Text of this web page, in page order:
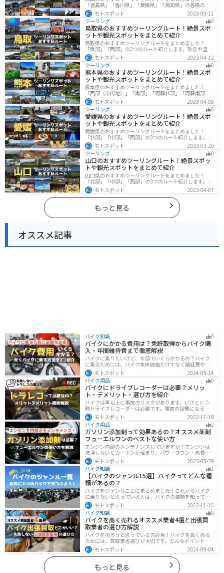
「徳島県」「香川県」「愛媛県」「高知県」の各県の観
光地紹介します。自然豊かな山々や湖、温泉地が点在
し、四季折々の景色を楽しめるスポットが多数ありま
す。バイクで四国にツーリングに行く際は参考にしてく
ださい。
モトスポット
2023-09-11
ツーリング
0
鳥取県のおすすめツーリングルート！絶景スポ
ットや観光スポットをまとめて紹介
鳥取県のおすすめツーリングルートをまとめました！
「東部」「西部」の2つのルート紹介します。砂丘や温泉
地、歴史ある城跡など魅力溢れるスポットが多数あるの
で楽しめます。バイクで鳥取県にツーリングに行く際は
参考にしてください。
モトスポット
2023-04-12
ツーリング
0
熊本県のおすすめツーリングルート！絶景スポ
ットや観光スポットをまとめて紹介
熊本県のおすすめツーリングルートをまとめました！
「西部（市街地）」「南部」「阿蘇北部」「阿蘇南部」
の4つのルート紹介します。阿蘇山や天草諸島をはじめと
した豊かな自然や、熊本城や水前寺成趣園など歴史ある
観光スポットが多数あり、様々な楽しみ方ができます。
バイクで熊本県にツーリングに行く際は参考にしてくだ
さい。
モトスポット
2023-04-08
ツーリング
0
愛媛県のおすすめツーリングルート！絶景スポ
ットや観光スポットをまとめて紹介
愛媛県のおすすめツーリングルートをまとめました！
「北部」「中部」「西部」の3つのルート紹介します。山
や海といった自然だけでなく、気軽に渡れる島もあり
様々な楽しみ方ができます。バイクで愛媛県にツーリン
グに行く際は参考にしてください。
モトスポット
2023-03-20
ツーリング
0
山口のおすすめツーリングルート！絶景スポッ
トや観光スポットをまとめて紹介
山口県のおすすめツーリングルートをまとめました！
「北部」「中部」「西部」の3つのルート紹介します。美
しい海岸線や山々を楽しむことができます。バイクで山
口県にツーリングに行く際は参考にしてください。
モトスポット 2023-04-07
もっと見る
オススメ記事
バイク知識 0
バイクにかかる費用は？免許取得からバイク購
入・年間維持費まで徹底解説
バイクに乗りたいけど、全部でいくらかかるの？バイク
に乗るためには、バイク本体価格だけでなく諸経費や税
金、免許取得費用、ライディングギア、メンテナンス
代、駐車場代などの年間維持費もかかります。この記事
ではバイクに乗るための全ての費用をまとめました。ま
た、できるだけ安く抑えるコツも紹介するので参考にし
て下さい。
モトスポット
2024-05-14
バイク用品
0
バイクにドライブレコーダーは必要？メリッ
ト・デメリット・選び方を紹介
バイクは車以上に事故のリスクがあります。いざという
時ドライブレコーダーは必要です。事故の証拠になるの
はもちろん、ツーリングの記録など多数のメリットがあ
ります。ドライブレコーダーのメリットデメリット、選
び方についてまとめました。付けようか悩んでいる人は
参考にしてください。
モトスポット
2022-11-18
バイク用品
2
ガソリン添加剤って効果あるの？オススメ薬剤
フューエルワンのベストな使い方
エンジン内部のメンテナンスしていますか？エンジンは
洗浄しないとカーボンが溜まり、パワーダウン・燃費の
悪化、燃焼以上、エンジンの焼き付きなどのトラブルの
原因になります。定期的にガソリン添加剤を入れてエン
ジン内部も綺麗にしましょう。
モトスポット
2023-05-29
バイク知識
1
【バイクのジャンル15選】バイクってどんな種
類があるの？
バイクをジャンルごとにまとめました！これからバイク
に乗りたいと思っている人は、バイクの種類を知って気
になる1台を見つけましょう。特徴やメリットデメリット
なども記載しているので、デザインだけでなく性能から
もバイクを探せるようになると失敗しないバイク選びば
できるようになります。
モトスポット
2022-11-15
バイク知識
0
バイクを高く売れるオススメ業者4選と出張買
取業者の選び方解説
バイクを売ろうと思っている方必見！バイクを高く売る
ためには、買取業者選びが大切です。どんなポイントで
業者を選べばいいのか見るべきポイントを7つまとめまし
た。また、買取実績が豊富なオススメの買取業者を4つを
厳選・解説します。
モトスポット 2024-09-04
もっと見る